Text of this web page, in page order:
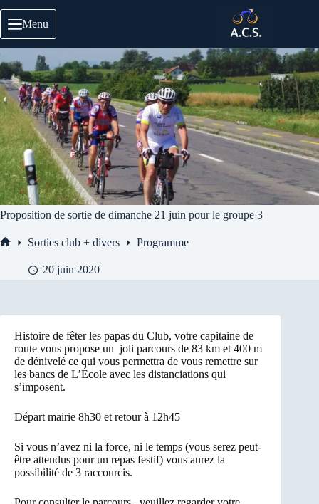
au
contenu
Menu
Proposition de sortie de dimanche 21 juin pour le groupe 3
Sorties club + divers Programme
20 juin 2020
Histoire de fêter les papas du Club, votre capitaine de
route vous propose un joli parcours de 83 km et 400 m
de dénivelé ce qui vous permettra de vous remettre sur
les bancs de L’École avec les distanciations qui
s’imposent.
Départ mairie 8h30 et retour à 12h45
Si vous n’avez ni la force, ni le temps (vous serez peut-
être attendus pour un repas festif) vous aurez la
possibilité de 3 raccourcis.